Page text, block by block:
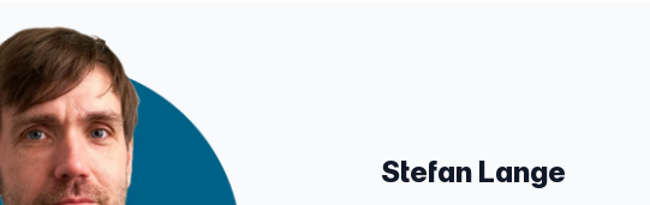
Stefan Lange